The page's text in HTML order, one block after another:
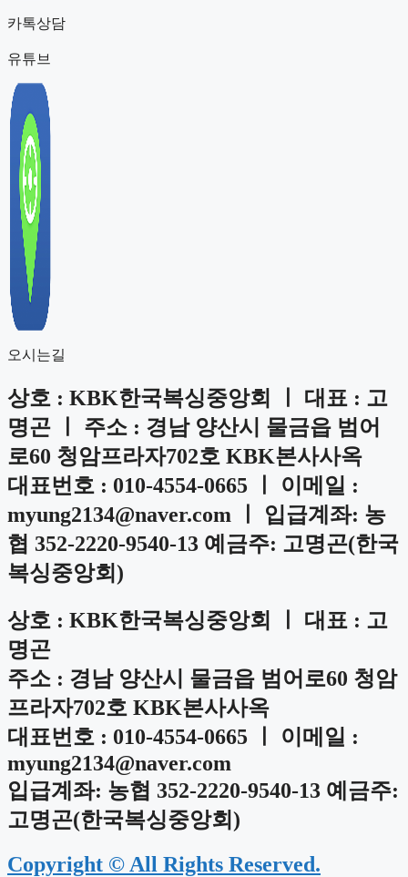
카톡상담
유튜브
오시는길
상호 : KBK한국복싱중앙회 ㅣ 대표 : 고
명곤 ㅣ 주소 : 경남 양산시 물금읍 범어
로60 청암프라자702호 KBK본사사옥
대표번호 : 010-4554-0665 ㅣ 이메일 :
myung2134@naver.com ㅣ 입급계좌: 농
협 352-2220-9540-13 예금주: 고명곤(한국
복싱중앙회)
상호 : KBK한국복싱중앙회 ㅣ 대표 : 고
명곤
주소 : 경남 양산시 물금읍 범어로60 청암
프라자702호 KBK본사사옥
대표번호 : 010-4554-0665 ㅣ 이메일 :
myung2134@naver.com
입급계좌: 농협 352-2220-9540-13 예금주:
고명곤(한국복싱중앙회)
Copyright © All Rights Reserved.